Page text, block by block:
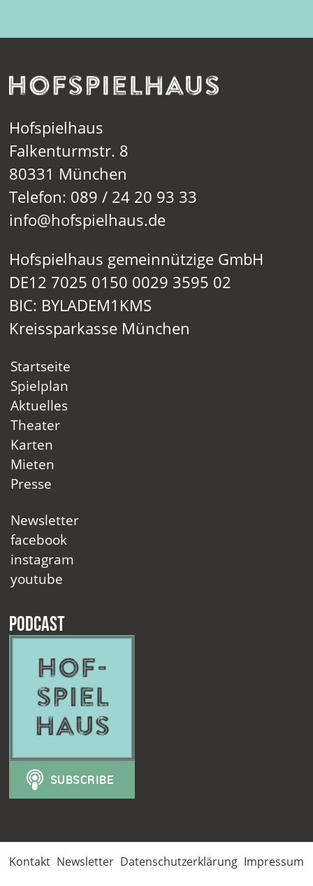
Hofspielhaus
Falkenturmstr. 8
80331 München
Telefon: 089 / 24 20 93 33
info@hofspielhaus.de
Hofspielhaus gemeinnützige GmbH
DE12 7025 0150 0029 3595 02
BIC: BYLADEM1KMS
Kreissparkasse München
Startseite
Spielplan
Aktuelles
Theater
Karten
Mieten
Presse
Newsletter
facebook
instagram
youtube
Podcast
Kontakt Newsletter Datenschutzerklärung Impressum